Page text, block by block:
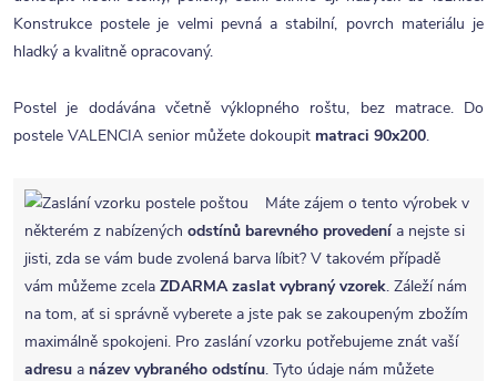
Konstrukce postele je velmi pevná a stabilní, povrch materiálu je
hladký a kvalitně opracovaný.
Postel je dodávána včetně výklopného roštu, bez matrace. Do
postele VALENCIA senior můžete dokoupit matraci 90x200.
Máte zájem o tento výrobek v
některém z nabízených odstínů barevného provedení a nejste si
jisti, zda se vám bude zvolená barva líbit? V takovém případě
vám můžeme zcela ZDARMA zaslat vybraný vzorek. Záleží nám
na tom, ať si správně vyberete a jste pak se zakoupeným zbožím
maximálně spokojeni. Pro zaslání vzorku potřebujeme znát vaší
adresu a název vybraného odstínu. Tyto údaje nám můžete